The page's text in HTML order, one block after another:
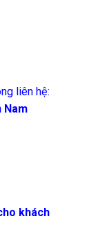
liên hệ:
Nam
khách